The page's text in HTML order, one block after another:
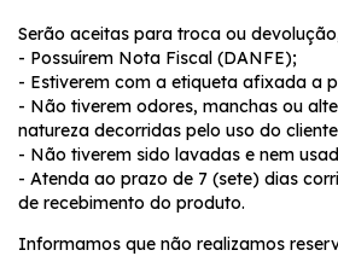
Serão aceitas para troca ou
- Possuírem Nota Fiscal (DANFE);
- Estiverem com a etiqueta afixada a
- Não tiverem odores, manchas ou
natureza decorridas pelo uso do
- Não tiverem sido lavadas e nem
- Atenda ao prazo de 7 (sete) dias
de recebimento do produto.
Informamos que não realizamos